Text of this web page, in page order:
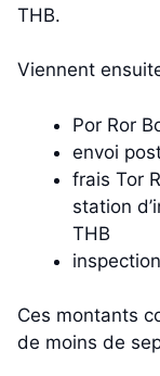
THB.
Viennent
Por Ror
envoi
frais Tor
station
THB
Ces montants
de moins de